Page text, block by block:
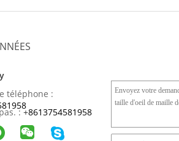
téléphone :
:+8613754581958